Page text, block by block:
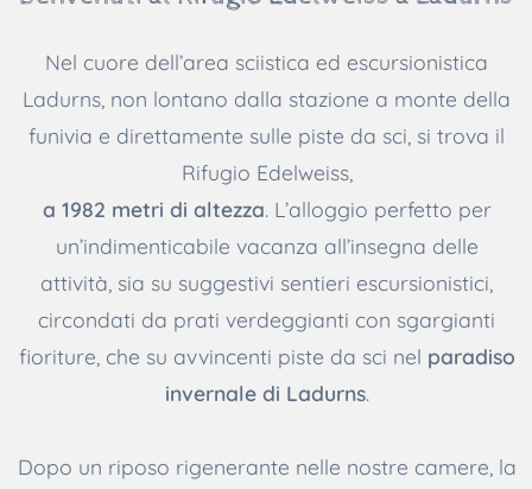
Nel cuore dell’area sciistica ed escursionistica
Ladurns, non lontano dalla stazione a monte della
funivia e direttamente sulle piste da sci, si trova il
Rifugio Edelweiss,
a 1982 metri di altezza. L’alloggio perfetto per
un’indimenticabile vacanza all’insegna delle
attività, sia su suggestivi sentieri escursionistici,
circondati da prati verdeggianti con sgargianti
fioriture, che su avvincenti piste da sci nel paradiso
invernale di Ladurns.
Dopo un riposo rigenerante nelle nostre camere, la